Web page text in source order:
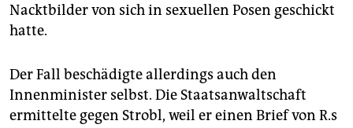
Nacktbilder von sich in sexuellen Posen geschickt
hatte.
Der Fall beschädigte allerdings auch den
Innenminister selbst. Die Staatsanwaltschaft
ermittelte gegen Strobl, weil er einen Brief von R.s